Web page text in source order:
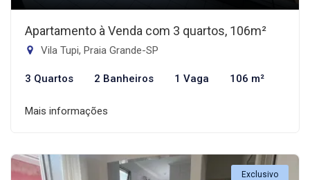
Apartamento à Venda com 3 quartos, 106m²
Vila Tupi, Praia Grande-SP
3 Quartos 2 Banheiros 1 Vaga 106 m²
Mais informações
Exclusivo